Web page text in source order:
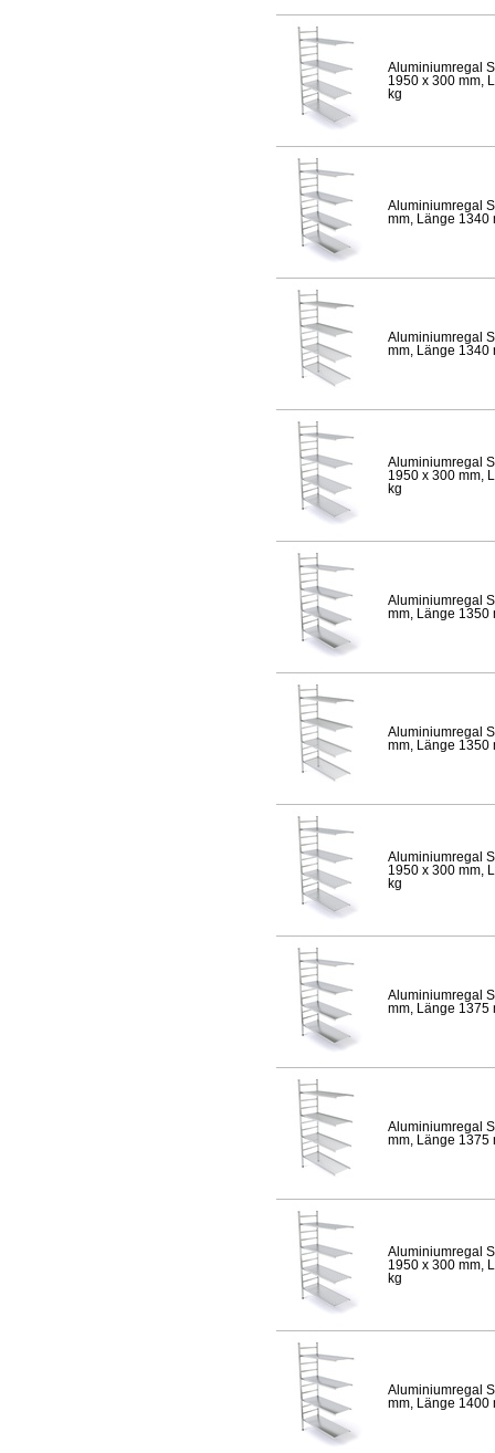
Aluminiumregal
1950 x 300 mm,
kg
Aluminiumregal
mm, Länge 1340
Aluminiumregal
mm, Länge 1340
Aluminiumregal
1950 x 300 mm,
kg
Aluminiumregal
mm, Länge 1350
Aluminiumregal
mm, Länge 1350
Aluminiumregal
1950 x 300 mm,
kg
Aluminiumregal
mm, Länge 1375
Aluminiumregal
mm, Länge 1375
Aluminiumregal
1950 x 300 mm,
kg
Aluminiumregal
mm, Länge 1400